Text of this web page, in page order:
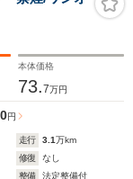
本体価格
73.7万円
円
走行 3.1万km
修復
なし
整備
法定整備付